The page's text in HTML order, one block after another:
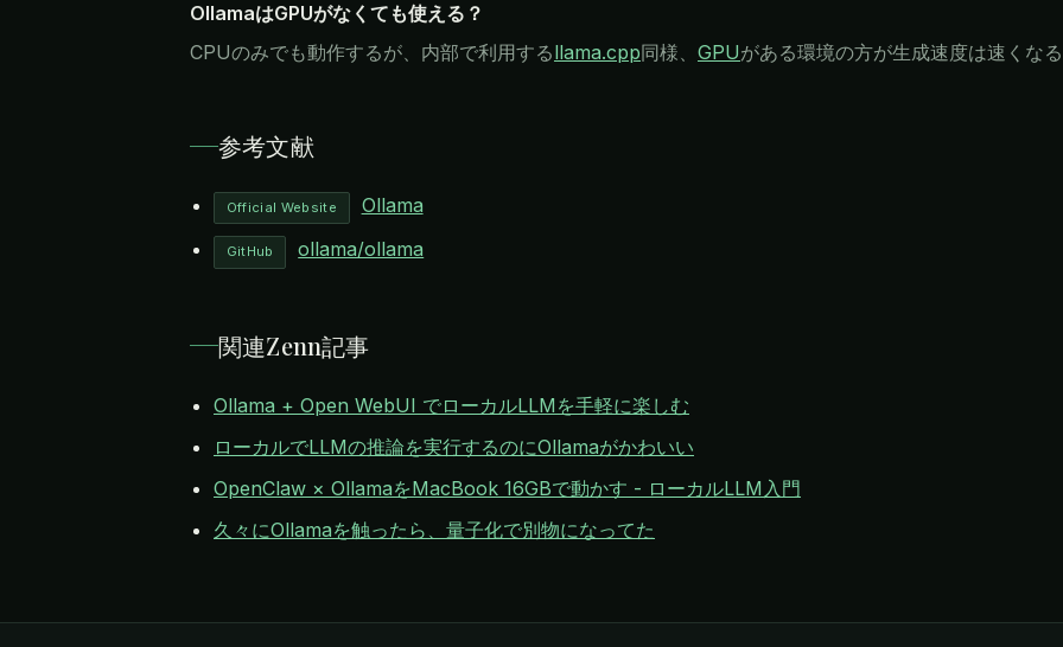
OllamaはGPUがなくても使える？
CPUのみでも動作するが、内部で利用するllama.cpp同様、 GPUがある環境の方が生成速度は速くなる
参考文献
Official Website Ollama
GitHub ollama/ollama
関連Zenn記事
Ollama + Open WebUI でローカルLLMを手軽に楽しむ
ローカルでLLMの推論を実行するのにOllamaがかわいい
OpenClaw × OllamaをMacBook 16GBで動かす - ローカルLLM入門
久々にOllamaを触ったら、量子化で別物になってた